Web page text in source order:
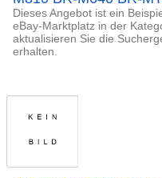
Dieses Angebot ist ein
eBay-Marktplatz in der
aktualisieren Sie die
erhalten.